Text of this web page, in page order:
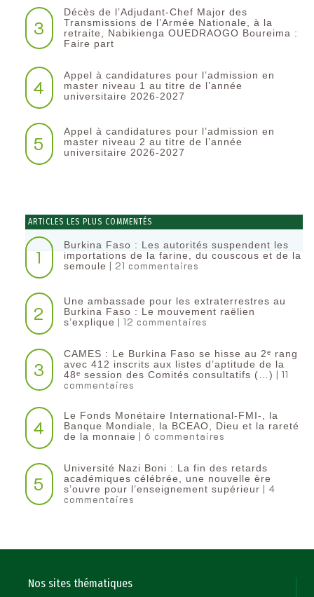
3
Décès de l’Adjudant-Chef Major des
Transmissions de l’Armée Nationale, à la
retraite, Nabikienga OUEDRAOGO Boureima :
Faire part
4
Appel à candidatures pour l’admission en
master niveau 1 au titre de l’année
universitaire 2026-2027
5
Appel à candidatures pour l’admission en
master niveau 2 au titre de l’année
universitaire 2026-2027
ARTICLES LES PLUS COMMENTÉS
1
Burkina Faso : Les autorités suspendent les
importations de la farine, du couscous et de la
semoule | 21 commentaires
2
Une ambassade pour les extraterrestres au
Burkina Faso : Le mouvement raëlien
s’explique | 12 commentaires
3
CAMES : Le Burkina Faso se hisse au 2ᵉ rang
avec 412 inscrits aux listes d’aptitude de la
48ᵉ session des Comités consultatifs (…) | 11
commentaires
4
Le Fonds Monétaire International-FMI-, la
Banque Mondiale, la BCEAO, Dieu et la rareté
de la monnaie | 6 commentaires
5
Université Nazi Boni : La fin des retards
académiques célébrée, une nouvelle ère
s’ouvre pour l’enseignement supérieur | 4
commentaires
Nos sites thématiques